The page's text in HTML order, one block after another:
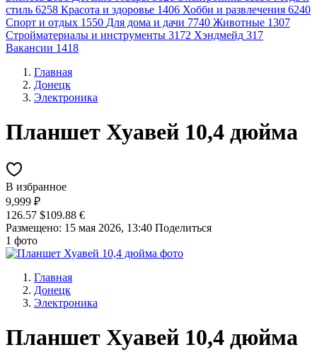
стиль 6258 Красота и здоровье 1406 Хобби и развлечения 6240
Спорт и отдых 1550 Для дома и дачи 7740 Животные 1307
Стройматериалы и инструменты 3172 Хэндмейд 317
Вакансии 1418
Главная
Донецк
Электроника
Планшет Хуавей 10,4 дюйма
В избранное
9,999 ₽
126.57 $109.88 €
Размещено: 15 мая 2026, 13:40 Поделиться
1 фото
Главная
Донецк
Электроника
Планшет Хуавей 10,4 дюйма